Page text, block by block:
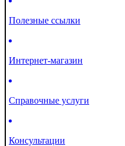
Полезные ссылки
Интернет-магазин
Справочные услуги
Консультации